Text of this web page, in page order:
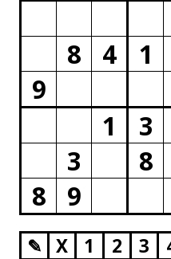
8
4 1
9
1
3
3
8
8
9
✎ X 1 2 3